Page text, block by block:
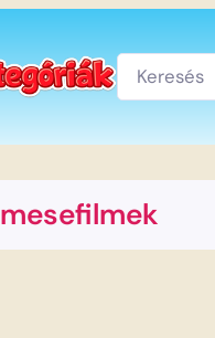
Keresés
mesefilmek